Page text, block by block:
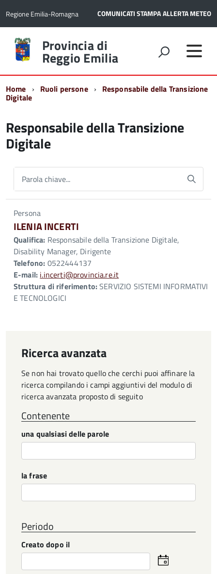
Regione Emilia-Romagna COMUNICATI STAMPAALLERTA METEO
Torna
alla
home
Provincia di
Reggio Emilia
Home Ruoli persone Responsabile della Transizione
Digitale
Responsabile della Transizione
Digitale
Parola chiave...
Persona
ILENIA INCERTI
Qualifica: Responsabile della Transizione Digitale,
Disability Manager, Dirigente
Telefono: 0522444137
E-mail: i.incerti@provincia.re.it
Struttura di riferimento:SERVIZIO SISTEMI INFORMATIVI
E TECNOLOGICI
Ricerca avanzata
Se non hai trovato quello che cerchi puoi affinare la
ricerca compilando i campi aggiuntivi del modulo di
ricerca avanzata proposto di seguito
Contenente
una qualsiasi delle parole
la frase
Periodo
Creato dopo il
Seleziona
la